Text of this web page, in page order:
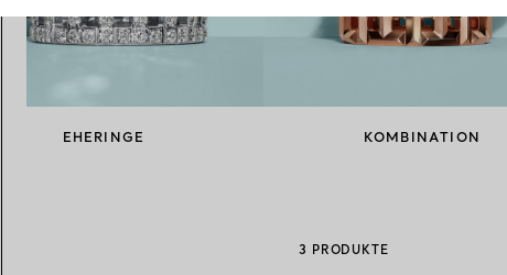
EHERINGE KOMBINATION
3 PRODUKTE